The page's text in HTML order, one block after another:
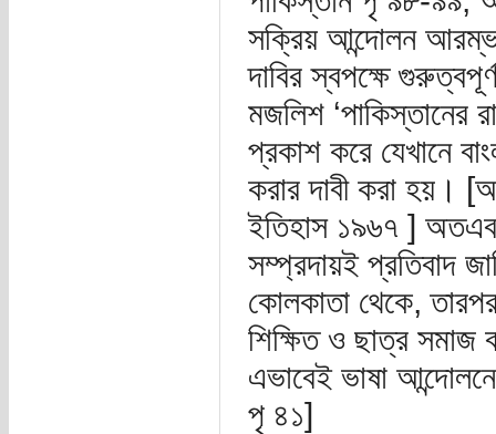
সক্রিয় আন্দোলন আরম্ভ
দাবির স্বপক্ষে
মজলিশ ‘পাকিস্তানের
প্রকাশ করে যেখানে
করার দাবী করা হয়।
ইতিহাস ১৯৬৭ ] অতএব
সম্প্রদায়ই প্রতিবাদ
কোলকাতা থেকে,
শিক্ষিত ও ছাত্র সমাজ
এভাবেই ভাষা
পৃ ৪১]